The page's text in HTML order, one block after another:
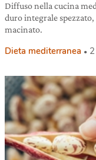
Diffuso nella cucina
duro integrale spezzato,
macinato.
Dieta mediterranea